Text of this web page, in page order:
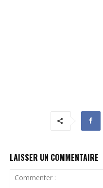
LAISSER UN COMMENTAIRE